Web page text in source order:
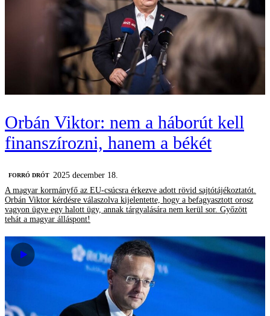
Orbán Viktor: nem a háborút kell
finanszírozni, hanem a békét
FORRÓ DRÓT
2025 december 18.
A magyar kormányfő az EU-csúcsra érkezve adott rövid sajtótájékoztatót.
Orbán Viktor kérdésre válaszolva kijelentette, hogy a befagyasztott orosz
vagyon ügye egy halott ügy, annak tárgyalására nem kerül sor. Győzött
tehát a magyar álláspont!